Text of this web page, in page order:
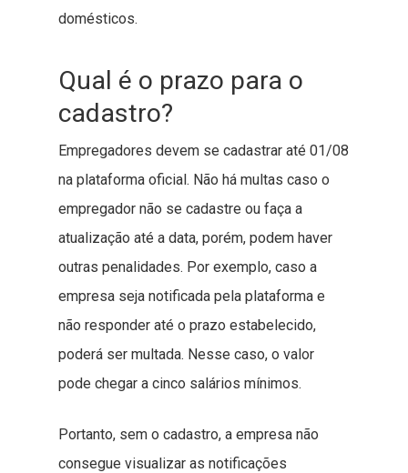
domésticos.
Qual é o prazo para o
cadastro?
Empregadores devem se cadastrar até 01/08
na plataforma oficial. Não há multas caso o
empregador não se cadastre ou faça a
atualização até a data, porém, podem haver
outras penalidades. Por exemplo, caso a
empresa seja notificada pela plataforma e
não responder até o prazo estabelecido,
poderá ser multada. Nesse caso, o valor
pode chegar a cinco salários mínimos.
Portanto, sem o cadastro, a empresa não
consegue visualizar as notificações